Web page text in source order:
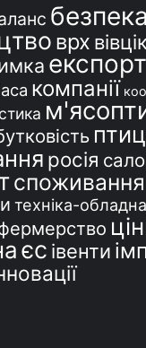
безпека
врх
експорт
компанії
росія сало
споживання
техніка-
єс івенти